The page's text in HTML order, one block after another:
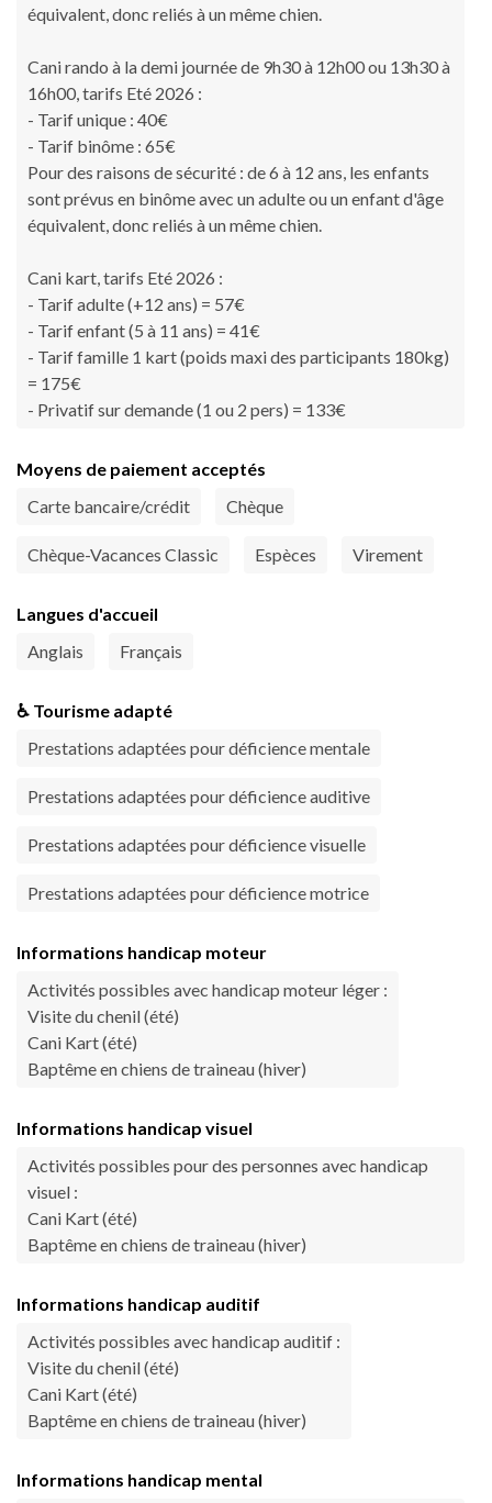
équivalent, donc reliés à un même chien.
Cani rando à la demi journée de 9h30 à 12h00 ou 13h30 à
16h00, tarifs Eté 2026 :
- Tarif unique : 40€
- Tarif binôme : 65€
Pour des raisons de sécurité : de 6 à 12 ans, les enfants
sont prévus en binôme avec un adulte ou un enfant d'âge
équivalent, donc reliés à un même chien.
Cani kart, tarifs Eté 2026 :
- Tarif adulte (+12 ans) = 57€
- Tarif enfant (5 à 11 ans) = 41€
- Tarif famille 1 kart (poids maxi des participants 180kg)
= 175€
- Privatif sur demande (1 ou 2 pers) = 133€
Moyens de paiement acceptés
Carte bancaire/crédit
Chèque
Chèque-Vacances Classic Espèces Virement
Langues d'accueil
Anglais
Français
♿ Tourisme adapté
Prestations adaptées pour déficience mentale
Prestations adaptées pour déficience auditive
Prestations adaptées pour déficience visuelle
Prestations adaptées pour déficience motrice
Informations handicap moteur
Activités possibles avec handicap moteur léger :
Visite du chenil (été)
Cani Kart (été)
Baptême en chiens de traineau (hiver)
Informations handicap visuel
Activités possibles pour des personnes avec handicap
visuel :
Cani Kart (été)
Baptême en chiens de traineau (hiver)
Informations handicap auditif
Activités possibles avec handicap auditif :
Visite du chenil (été)
Cani Kart (été)
Baptême en chiens de traineau (hiver)
Informations handicap mental